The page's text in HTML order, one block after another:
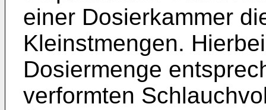
einer Dosierkammer
Kleinstmengen.
Dosiermenge
verformten